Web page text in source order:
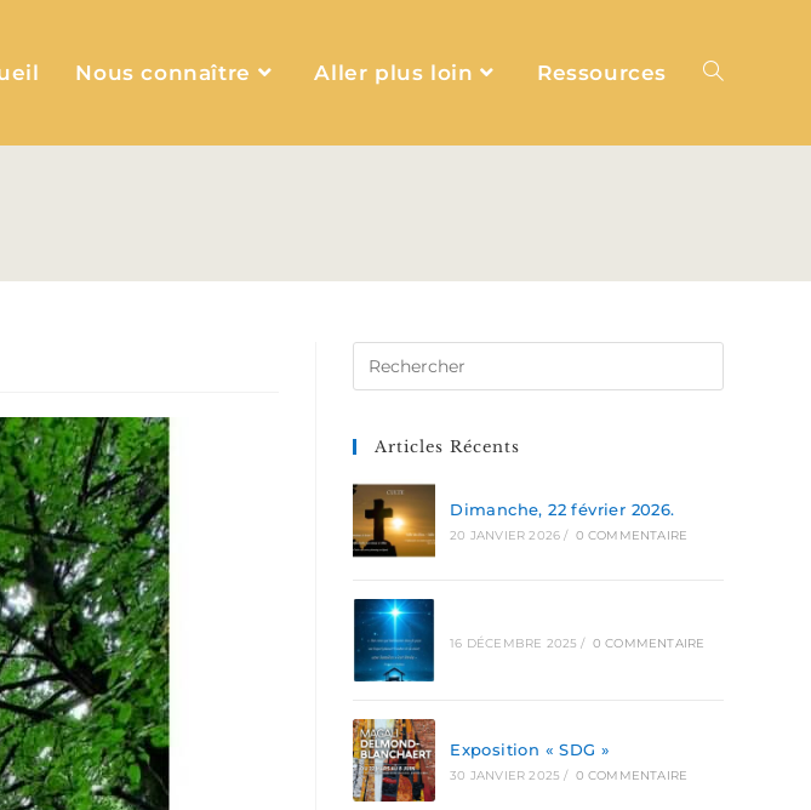
Nous connaître Aller plus loin Ressources
Articles Récents
Dimanche, 22 février 2026.
20 JANVIER 2026 / 0 COMMENTAIRE
16 DÉCEMBRE 2025 / 0 COMMENTAIRE
Exposition « SDG »
30 JANVIER 2025 / 0 COMMENTAIRE